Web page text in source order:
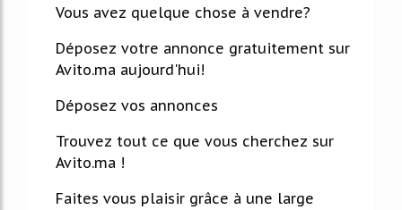
Vous avez quelque chose à vendre?
Déposez votre annonce gratuitement sur
Avito.ma aujourd'hui!
Déposez vos annonces
Trouvez tout ce que vous cherchez sur
Avito.ma !
Faites vous plaisir grâce à une large